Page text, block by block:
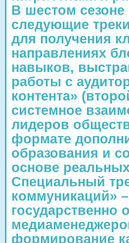
В шестом сезоне
следующие
для получения
направлениях
навыков,
работы с
контента»
системное
лидеров
формате
образования и
основе
Специальный
коммуникаций»
государственно
формирование